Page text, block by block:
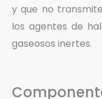
y que no
los agentes de
gaseosos inertes.